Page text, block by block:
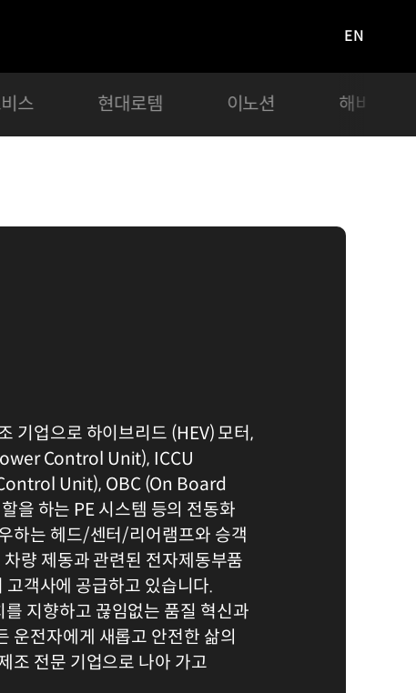
사이트로
이동
EN
스 현대로템 이노션 해비치 호
기업으로 하이브리드 (HEV) 모터,
Control Unit), ICCU
Unit), OBC (On Board
을 하는 PE 시스템 등의 전동화
하는 헤드/센터/리어램프와 승객
량 제동과 관련된 전자제동부품
객사에 공급하고 있습니다.
지향하고 끊임없는 품질 혁신과
운전자에게 새롭고 안전한 삶의
조 전문 기업으로 나아 가고